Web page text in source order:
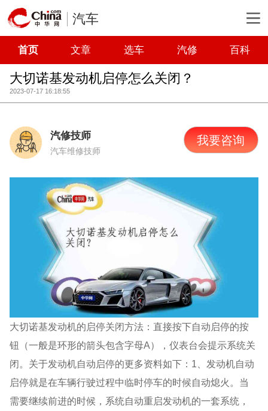
汽车
首页 文章 选车 汽修 百科
大切诺基发动机启停怎么关闭？
2023-07-17 16:18:55
汽修技师
汽车维修技师
我要咨询
大切诺基发动机的启停关闭方法：直接按下自动启停的按
钮（一般是环形的箭头包含字母A），仪表台会提示系统关
闭。关于发动机自动启停的更多资料如下：1、发动机自动
启停就是在车辆行驶过程中临时停车的时候自动熄火。当
需要继续前进的时候，系统自动重启发动机的一套系统，